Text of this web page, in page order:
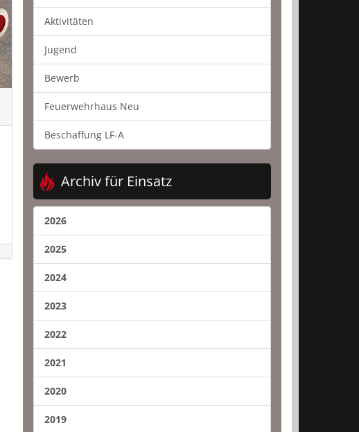
Aktivitäten
Jugend
Bewerb
Feuerwehrhaus Neu
Beschaffung LF-A
Archiv für Einsatz
2026
2025
2024
2023
2022
2021
2020
2019